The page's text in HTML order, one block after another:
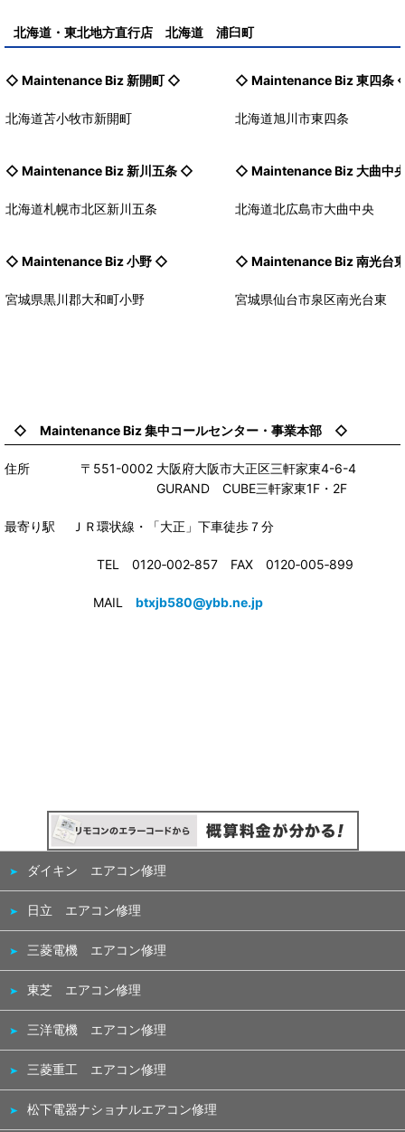
北海道・東北地方直行店 北海道 浦臼町
◇ Maintenance Biz新開町 ◇
北海道苫小牧市新開町
◇ Maintenance Biz東四条
北海道旭川市東四条
◇ Maintenance Biz新川五条 ◇
北海道札幌市北区新川五条
◇ Maintenance Biz大曲中
北海道北広島市大曲中央
◇ Maintenance Biz小野 ◇
宮城県黒川郡大和町小野
◇ Maintenance Biz南光台
宮城県仙台市泉区南光台東
◇ Maintenance Biz 集中コールセンター・事業本部 ◇
住所 〒551-0002 大阪府大阪市大正区三軒家東4-6-4
GURAND CUBE三軒家東1F・2F
最寄り駅 ＪＲ環状線・「大正」下車徒歩７分
TEL 0120‐002‐857 FAX 0120‐005‐899
MAIL btxjb580@ybb.ne.jp
ダイキン エアコン修理
日立 エアコン修理
三菱電機 エアコン修理
東芝 エアコン修理
三洋電機 エアコン修理
三菱重工 エアコン修理
松下電器ナショナルエアコン修理